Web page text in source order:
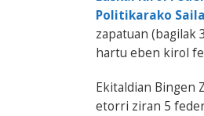
Politikarako Saila
zapatuan (bagilak
hartu eben kirol
Ekitaldian Bingen
etorri ziran 5